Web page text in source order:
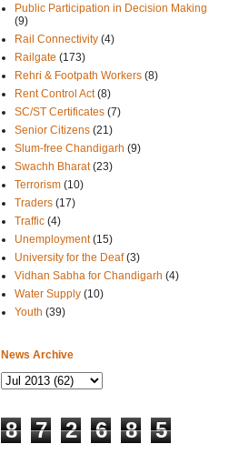
Public Participation in Decision Making
(9)
Rail Connectivity (4)
Railgate (173)
Rehri & Footpath Workers (8)
Rent Control Act (8)
SC/ST Certificates (7)
Senior Citizens (21)
Slum-free Chandigarh (9)
Swachh Bharat (23)
Terrorism (10)
Traders (17)
Traffic (4)
Unemployment (15)
University for the Deaf (3)
Vidhan Sabha for Chandigarh (4)
Water Supply (10)
Youth (39)
News Archive
8 7 2 6 8 5